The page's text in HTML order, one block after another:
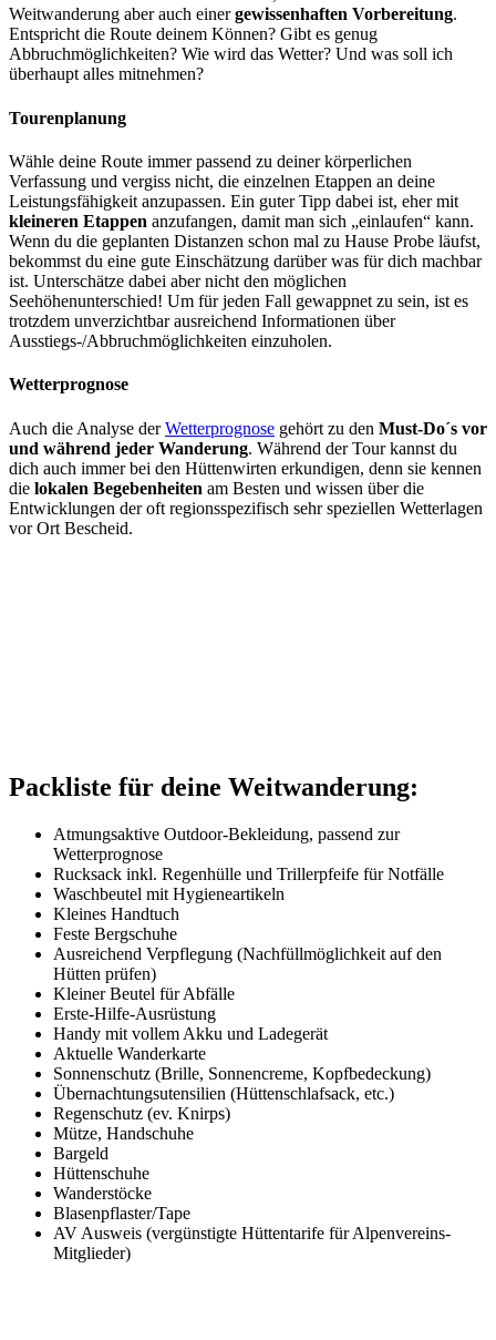
Weitwanderung aber auch einergewissenhaften Vorbereitung.
Entspricht die Route deinem Können? Gibt es genug
Abbruchmöglichkeiten? Wie wird das Wetter? Und was soll ich
überhaupt alles mitnehmen?
Tourenplanung
Wähle deine Route immer passend zu deiner körperlichen
Verfassung und vergiss nicht, die einzelnen Etappen an deine
Leistungsfähigkeit anzupassen. Ein guter Tipp dabei ist, eher mit
kleineren Etappen anzufangen, damit man sich „einlaufen“ kann.
Wenn du die geplanten Distanzen schon mal zu Hause Probe läufst,
bekommst du eine gute Einschätzung darüber was für dich machbar
ist. Unterschätze dabei aber nicht den möglichen
Seehöhenunterschied! Um für jeden Fall gewappnet zu sein, ist es
trotzdem unverzichtbar ausreichend Informationen über
Ausstiegs-/Abbruchmöglichkeiten einzuholen.
Wetterprognose
Auch die Analyse derWetterprognose gehört zu den Must-Do´s vor
und während jeder Wanderung. Während der Tour kannst du
dich auch immer bei den Hüttenwirten erkundigen, denn sie kennen
die lokalen Begebenheiten am Besten und wissen über die
Entwicklungen der oft regionsspezifisch sehr speziellen Wetterlagen
vor Ort Bescheid.
Packliste für deine Weitwanderung:
Atmungsaktive Outdoor-Bekleidung, passend zur
Wetterprognose
Rucksack inkl. Regenhülle und Trillerpfeife für Notfälle
Waschbeutel mit Hygieneartikeln
Kleines Handtuch
Feste Bergschuhe
Ausreichend Verpflegung (Nachfüllmöglichkeit auf den
Hütten prüfen)
Kleiner Beutel für Abfälle
Erste-Hilfe-Ausrüstung
Handy mit vollem Akku und Ladegerät
Aktuelle Wanderkarte
Sonnenschutz (Brille, Sonnencreme, Kopfbedeckung)
Übernachtungsutensilien (Hüttenschlafsack, etc.)
Regenschutz (ev. Knirps)
Mütze, Handschuhe
Bargeld
Hüttenschuhe
Wanderstöcke
Blasenpflaster/Tape
AV Ausweis (vergünstigte Hüttentarife für Alpenvereins-
Mitglieder)